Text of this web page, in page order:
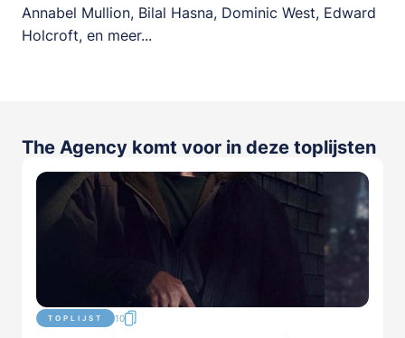
Annabel Mullion, Bilal Hasna, Dominic West, Edward
Holcroft, en meer...
The Agency komt voor in deze toplijsten
TOPLIJST 10